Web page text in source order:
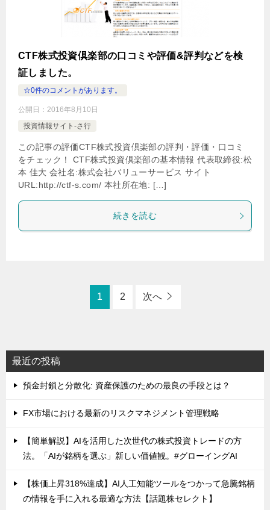
CTF株式投資倶楽部の口コミや評価&評判などを検
証しました。
☆0件のコメントがあります。
公開日： 2016年8月10日
投資情報サイト-さ行
この記事の評価CTF株式投資倶楽部の評判・評価・口コミ
をチェック！ CTF株式投資倶楽部の基本情報 代表取締役:松
本 佳大 会社名:株式会社バリューサービス サイト
URL:http://ctf-s.com/ 本社所在地: […]
続きを読む
1 2 次へ
最近の投稿
預金封鎖と分散化: 資産保護のための最良の手段とは？
FX市場における最新のリスクマネジメント管理戦略
【簡単解説】AIを活用した次世代の株式投資トレードの方
法。「AIが銘柄を選ぶ」新しい価値観。#グローイングAI
【株価上昇318%達成】AI人工知能ツールをつかって急騰銘柄
の情報を手に入れる最適な方法【話題株セレクト】